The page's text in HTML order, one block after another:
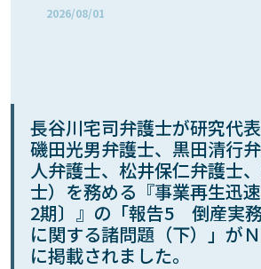
2026/08/01
長谷川宅司弁護士が研究代
磯田光男弁護士、黒田清行
人弁護士、松井保仁弁護士
士）を務める『事業再生迅
2期〕』の「報告5 倒産実
に関する諸問題（下）」が
に掲載されました。